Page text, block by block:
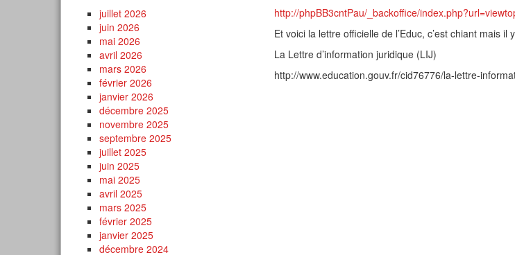
juillet 2026
juin 2026
mai 2026
avril 2026
mars 2026
février 2026
janvier 2026
décembre 2025
novembre 2025
septembre 2025
juillet 2025
juin 2025
mai 2025
avril 2025
mars 2025
février 2025
janvier 2025
décembre 2024
http://phpBB3cntPau/_backoffice/
Et voici la lettre officielle de l’Educ, c’est chiant mais
La Lettre d’information juridique (LIJ)
http://www.education.gouv.fr/cid76776/la-lettre-